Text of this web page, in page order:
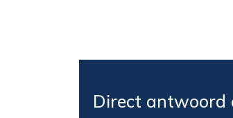
Direct antwoord